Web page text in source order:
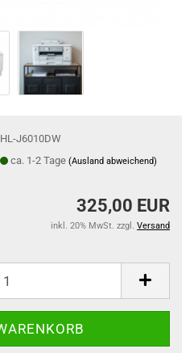
HL-J6010DW
ca. 1-2 Tage (Ausland abweichend)
325,00 EUR
inkl. 20% MwSt. zzgl. Versand